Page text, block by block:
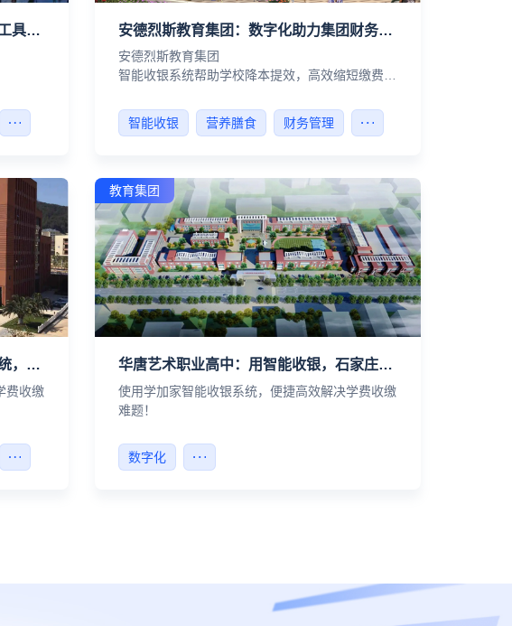
东辰教育集团：高质量教学与数字化工具密不可分！ 安德烈斯教育集团：数字化助力集团财务流程化管理
安德烈斯教育集团
智能收银系统帮助学校降本提效，高效缩短缴费周
智能收银
营养膳食 财务管理
海亮教育集团：学加家智能幼儿园系统，助力海亮集团实现信息化高效管理
费收缴
教育集团
华唐艺术职业高中：用智能收银，石家庄精英华唐艺术职业高中节省7天时间
使用学加家智能收银系统，便捷高效解决学费收缴
难题！
数字化